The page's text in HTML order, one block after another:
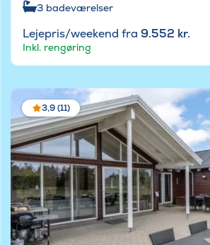
3 badeværelser
Lejepris/weekend fra 9.552 kr.
Inkl. rengøring
3,9 (11)